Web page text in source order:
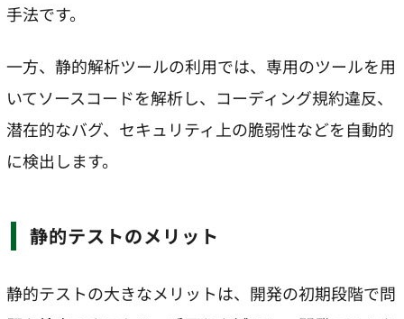
手法です。
一方、静的解析ツールの利用では、専用のツールを用
いてソースコードを解析し、コーディング規約違反、
潜在的なバグ、セキュリティ上の脆弱性などを自動的
に検出します。
静的テストのメリット
静的テストの大きなメリットは、開発の初期段階で問